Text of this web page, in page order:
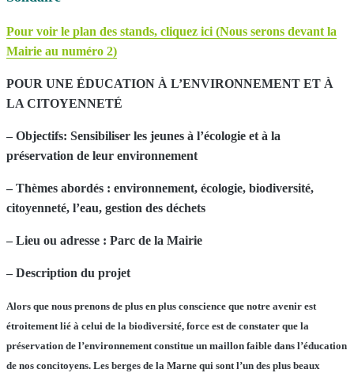
Pour voir le plan des stands, cliquez ici (Nous serons devant la
Mairie au numéro 2)
POUR UNE ÉDUCATION À L’ENVIRONNEMENT ET À
LA CITOYENNETÉ
– Objectifs: Sensibiliser les jeunes à l’écologie et à la
préservation de leur environnement
– Thèmes abordés : environnement, écologie, biodiversité,
citoyenneté, l’eau, gestion des déchets
– Lieu ou adresse : Parc de la Mairie
– Description du projet
Alors que nous prenons de plus en plus conscience que notre avenir est
étroitement lié à celui de la biodiversité, force est de constater que la
préservation de l’environnement constitue un maillon faible dans l’éducation
de nos concitoyens. Les berges de la Marne qui sontl’un des plus beaux